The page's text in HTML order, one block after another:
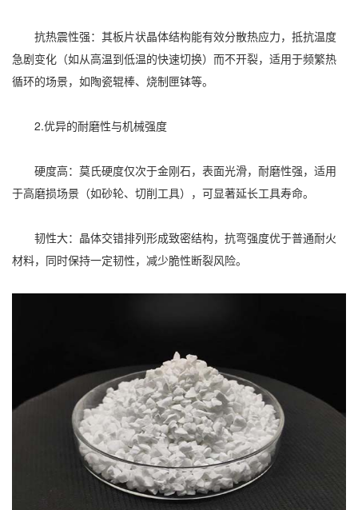
抗热震性强：其板片状晶体结构能有效分散热应力，抵抗温度
急剧变化（如从高温到低温的快速切换）而不开裂，适用于频繁热
循环的场景，如陶瓷辊棒、烧制匣钵等。
2.优异的耐磨性与机械强度
硬度高：莫氏硬度仅次于金刚石，表面光滑，耐磨性强，适用
于高磨损场景（如砂轮、切削工具），可显著延长工具寿命。
韧性大：晶体交错排列形成致密结构，抗弯强度优于普通耐火
材料，同时保持一定韧性，减少脆性断裂风险。